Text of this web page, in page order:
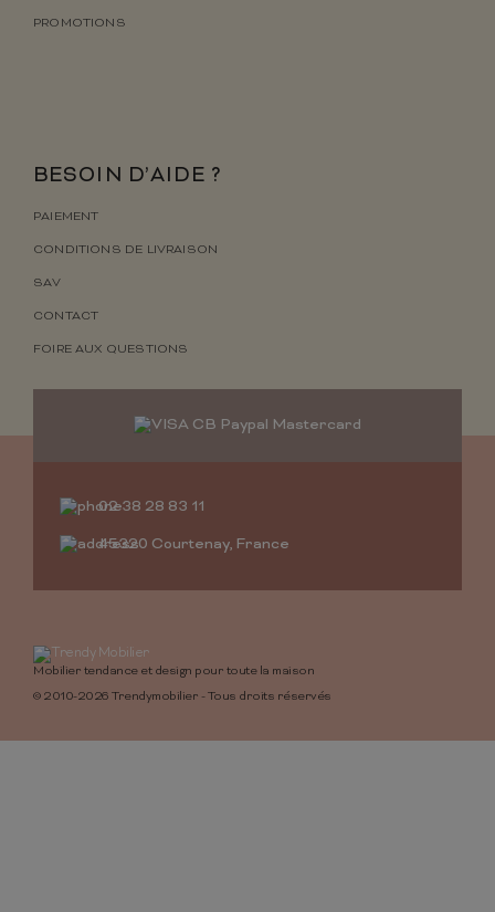
PROMOTIONS
BESOIN D’AIDE ?
PAIEMENT
CONDITIONS DE LIVRAISON
SAV
CONTACT
FOIRE AUX QUESTIONS
02 38 28 83 11
45320 Courtenay, France
Mobilier tendance et design pour toute la maison
© 2010-2026 Trendymobilier - Tous droits réservés